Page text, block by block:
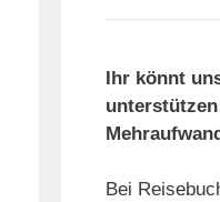
Ihr könnt
Bei